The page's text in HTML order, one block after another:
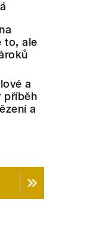
to, ale
a
příběh
a